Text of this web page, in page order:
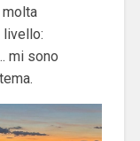
molta
livello:
mi sono